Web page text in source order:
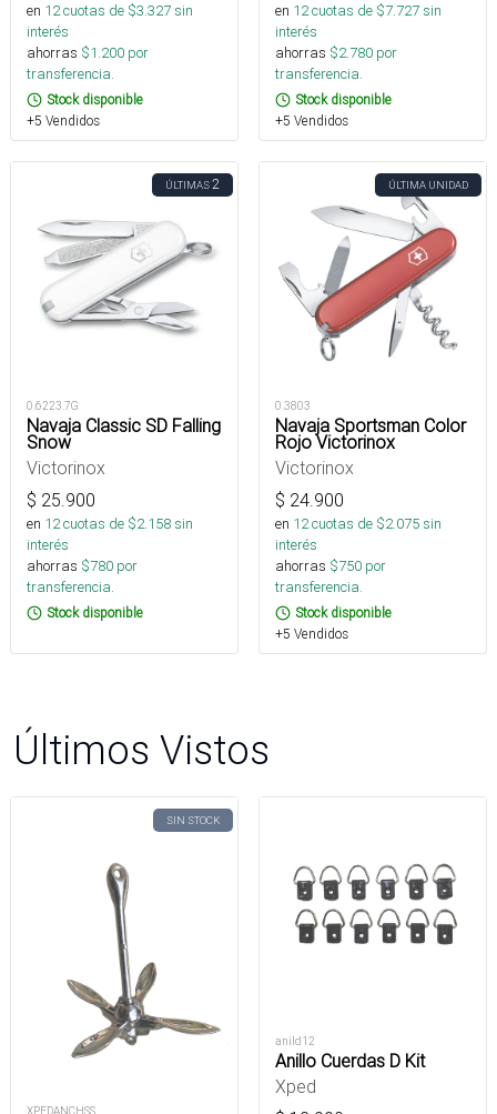
en 12cuotas de $3.327sin
interés
ahorras $1.200 por
transferencia.
Stock disponible
+5 Vendidos
en 12cuotas de $7.727sin
interés
ahorras $2.780 por
transferencia.
Stock disponible
+5 Vendidos
ÚLTIMAS2
0.6223.7G
Navaja Classic SD Falling
Snow
Victorinox
$ 25.900
en 12cuotas de $2.158sin
interés
ahorras $780 por
transferencia.
Stock disponible
ÚLTIMA UNIDAD
0.3803
Navaja Sportsman Color
Rojo Victorinox
Victorinox
$ 24.900
en 12cuotas de $2.075sin
interés
ahorras $750 por
transferencia.
Stock disponible
+5 Vendidos
Últimos Vistos
SIN STOCK
XPEDANCHSS
anild12
Anillo Cuerdas D Kit
Xped